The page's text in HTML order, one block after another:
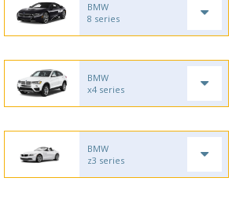
BMW
8 series
BMW
x4 series
BMW
z3 series